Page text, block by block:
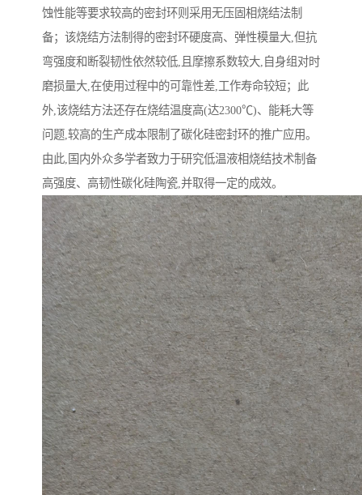
蚀性能等要求较高的密封环则采用无压固相烧结法制
备；该烧结方法制得的密封环硬度高、弹性模量大,但抗
弯强度和断裂韧性依然较低,且摩擦系数较大,自身组对时
磨损量大,在使用过程中的可靠性差,工作寿命较短；此
外,该烧结方法还存在烧结温度高(达2300℃)、能耗大等
问题,较高的生产成本限制了碳化硅密封环的推广应用。
由此,国内外众多学者致力于研究低温液相烧结技术制备
高强度、高韧性碳化硅陶瓷,并取得一定的成效。